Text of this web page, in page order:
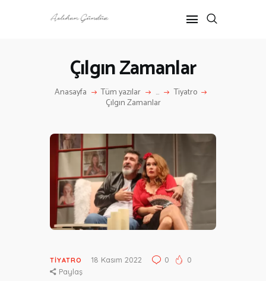
Çılgın Zamanlar
Anasayfa Tüm yazılar ... Tiyatro
Çılgın Zamanlar
ANASAYFA
RÖPORTAJ
KÜLTÜR SANAT
HAKKIMDA
İLETIŞIM
TIYATRO 18 Kasım 2022 0
0
Paylaş